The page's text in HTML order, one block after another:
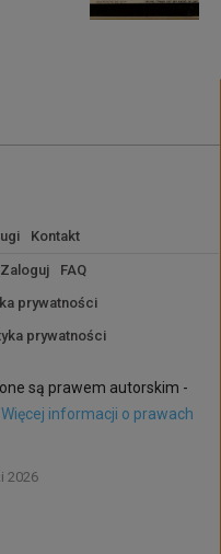
Kontakt
Zaloguj
FAQ
prywatności
prywatności
są prawem autorskim -
Więcej informacji o prawach
2026